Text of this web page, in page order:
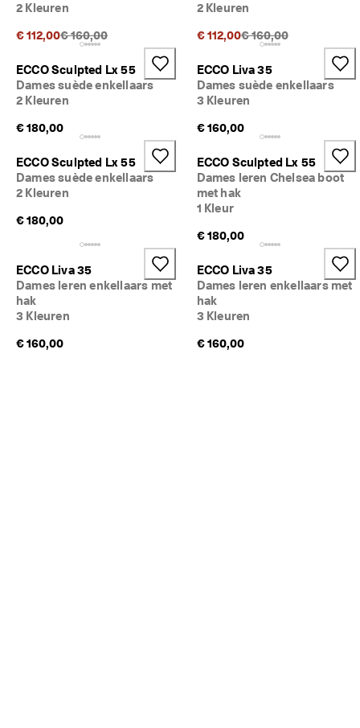
2 Kleuren
€ 112,00Originele prijs {{price}}:
€ 160,00
2 Kleuren
€ 112,00Originele prijs
€ 160,00
ECCO Sculpted Lx 55
Dames suède enkellaars
2 Kleuren
€ 180,00
ECCO Liva 35
Dames suède enkellaars
3 Kleuren
€ 160,00
ECCO Sculpted Lx 55
Dames suède enkellaars
2 Kleuren
€ 180,00
ECCO Sculpted Lx 55
Dames leren Chelsea boot
met hak
1 Kleur
€ 180,00
ECCO Liva 35
Dames leren enkellaars met
hak
3 Kleuren
€ 160,00
ECCO Liva 35
Dames leren enkellaars met
hak
3 Kleuren
€ 160,00